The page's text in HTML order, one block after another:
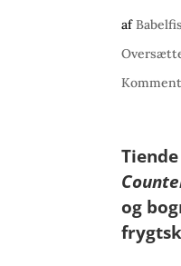
af
og